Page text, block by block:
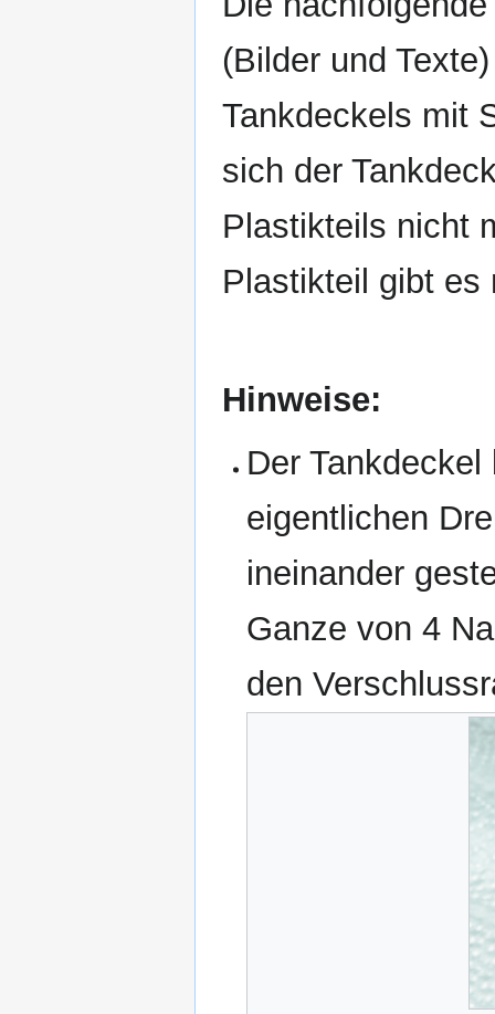
(Bilder und
Tankdeckels mit
sich der
Plastikteils nicht
Plastikteil gibt
Hinweise:
Der
eigentlichen
ineinander
Ganze von 4
den